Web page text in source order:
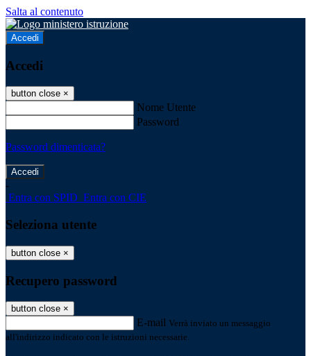
Salta al contenuto
Accedi
Accedi
button close ×
Nome Utente
Password
Password dimenticata?
-
Entra con SPID Entra con CIE
Seleziona utente
button close ×
Recupero password
button close ×
E-mail Verrà inviato un messaggio
all'indirizzo indicato con le istruzioni necessarie.